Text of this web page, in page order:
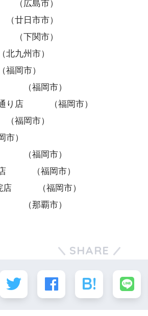
（広島市）
廿日市市）
（下関市）
九州市）
岡市）
（福岡市）
通り店 （福岡市）
福岡市）
）
（福岡市）
店 （福岡市）
薬院店 （福岡市）
（那覇市）
SHARE